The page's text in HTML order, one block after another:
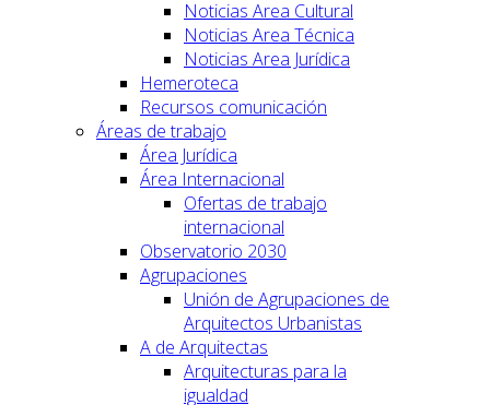
Noticias Area Cultural
Noticias Area Técnica
Noticias Area Jurídica
Hemeroteca
Recursos comunicación
Áreas de trabajo
Área Jurídica
Área Internacional
Ofertas de trabajo
internacional
Observatorio 2030
Agrupaciones
Unión de Agrupaciones de
Arquitectos Urbanistas
A de Arquitectas
Arquitecturas para la
igualdad